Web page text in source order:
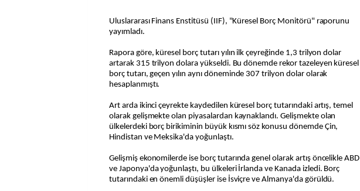
Uluslararası Finans Enstitüsü (IIF), "Küresel Borç Monitörü" raporunu
yayımladı.
Rapora göre, küresel borç tutarı yılın ilk çeyreğinde 1,3 trilyon dolar
artarak 315 trilyon dolara yükseldi. Bu dönemde rekor tazeleyen küresel
borç tutarı, geçen yılın aynı döneminde 307 trilyon dolar olarak
hesaplanmıştı.
Art arda ikinci çeyrekte kaydedilen küresel borç tutarındaki artış, temel
olarak gelişmekte olan piyasalardan kaynaklandı. Gelişmekte olan
ülkelerdeki borç birikiminin büyük kısmı söz konusu dönemde Çin,
Hindistan ve Meksika'da yoğunlaştı.
Gelişmiş ekonomilerde ise borç tutarında genel olarak artış öncelikle ABD
ve Japonya'da yoğunlaştı, bu ülkeleri İrlanda ve Kanada izledi. Borç
tutarındaki en önemli düşüşler ise İsviçre ve Almanya'da görüldü.